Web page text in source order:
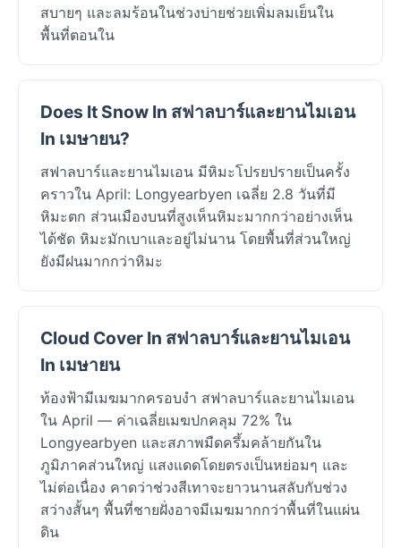
สบายๆ และลมร้อนในช่วงบ่ายช่วยเพิ่มลมเย็นใน
พื้นที่ตอนใน
Does It Snow In สฟาลบาร์และยานไมเอน
In เมษายน?
สฟาลบาร์และยานไมเอน มีหิมะโปรยปรายเป็นครั้ง
คราวใน April: Longyearbyen เฉลี่ย 2.8 วันที่มี
หิมะตก ส่วนเมืองบนที่สูงเห็นหิมะมากกว่าอย่างเห็น
ได้ชัด หิมะมักเบาและอยู่ไม่นาน โดยพื้นที่ส่วนใหญ่
ยังมีฝนมากกว่าหิมะ
Cloud Cover In สฟาลบาร์และยานไมเอน
In เมษายน
ท้องฟ้ามีเมฆมากครอบงำ สฟาลบาร์และยานไมเอน
ใน April — ค่าเฉลี่ยเมฆปกคลุม 72% ใน
Longyearbyen และสภาพมืดครึ้มคล้ายกันใน
ภูมิภาคส่วนใหญ่ แสงแดดโดยตรงเป็นหย่อมๆ และ
ไม่ต่อเนื่อง คาดว่าช่วงสีเทาจะยาวนานสลับกับช่วง
สว่างสั้นๆ พื้นที่ชายฝั่งอาจมีเมฆมากกว่าพื้นที่ในแผ่น
ดิน